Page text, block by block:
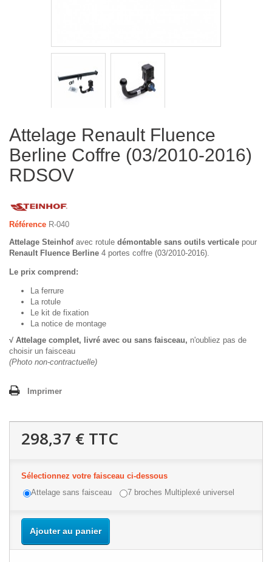
Attelage Renault Fluence
Berline Coffre (03/2010-2016)
RDSOV
Référence R-040
Attelage Steinhofavec rotule démontable sans outils verticale pour
Renault Fluence Berline 4 portes coffre (03/2010-2016).
Le prix comprend:
La ferrure
La rotule
Le kit de fixation
La notice de montage
√ Attelage complet, livré avec ou sans faisceau, n'oubliez pas de
choisir un faisceau
(Photo non-contractuelle)
Imprimer
298,37 € TTC
Sélectionnez votre faisceau ci-dessous
Attelage sans faisceau
7 broches Multiplexé universel
Ajouter au panier